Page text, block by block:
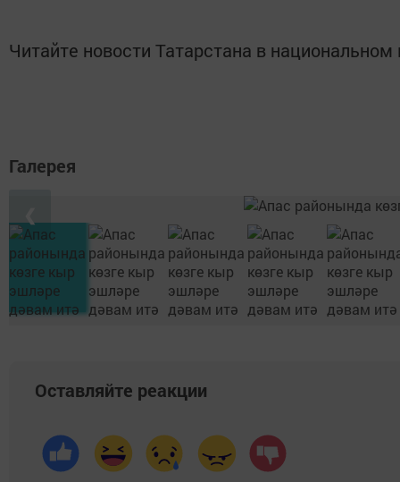
Читайте новости Татарстана в
Галерея
Оставляйте реакции